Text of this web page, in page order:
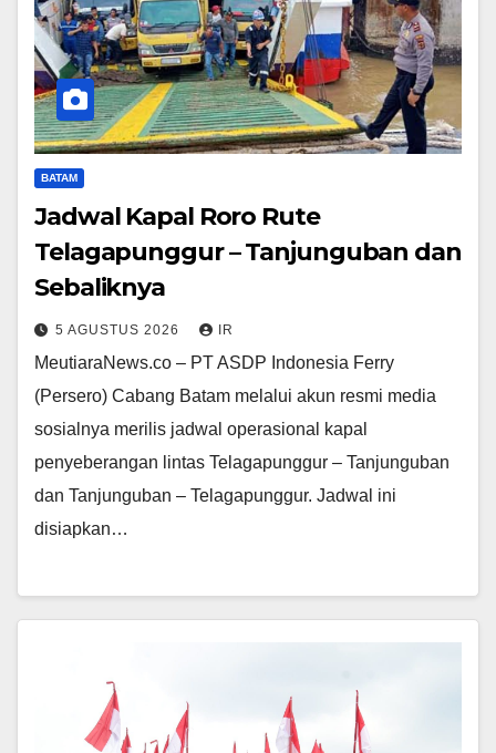
BATAM
Jadwal Kapal Roro Rute
Telagapunggur – Tanjunguban dan
Sebaliknya
5 AGUSTUS 2026 IR
MeutiaraNews.co – PT ASDP Indonesia Ferry
(Persero) Cabang Batam melalui akun resmi media
sosialnya merilis jadwal operasional kapal
penyeberangan lintas Telagapunggur – Tanjunguban
dan Tanjunguban – Telagapunggur. Jadwal ini
disiapkan…